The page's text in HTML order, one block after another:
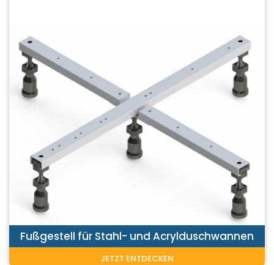
Fußgestell für Stahl- und Acrylduschwannen
JETZT ENTDECKEN